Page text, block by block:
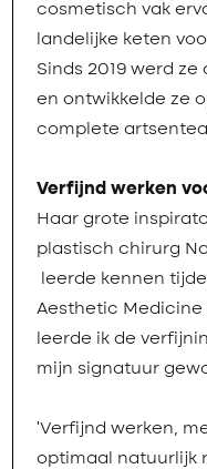
cosmetisch vak
landelijke keten
Sinds 2019 werd
en ontwikkelde ze
complete
Verfijnd werken
Haar grote
plastisch chirurg
leerde kennen
Aesthetic Medicine
leerde ik de
mijn signatuur
'Verfijnd werken,
optimaal natuurlijk